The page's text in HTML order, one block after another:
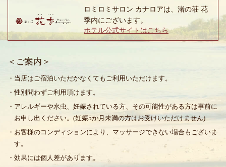
ロミロミサロン カナロアは、渚の荘 花
季内にございます。
ホテル公式サイトはこちら
＜ご案内＞
・当店はご宿泊いただかなくてもご利用いただけます。
・性別問わずご利用頂けます。
・アレルギーや水虫、妊娠されている方、その可能性がある方は事前に
お申し出ください。(妊娠5か月未満の方はお受けいただけません)
・お客様のコンディションにより、マッサージできない場合もございま
す。
・効果には個人差があります。